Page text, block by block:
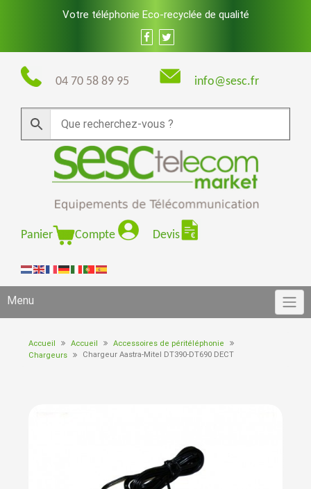
Votre téléphonie Eco-recyclée de qualité
04 70 58 89 95 info@sesc.fr
Panier Compte Devis
Menu
Accueil Accueil
Accessoires de péritéléphonie
Chargeurs
Chargeur Aastra-Mitel DT390-DT690 DECT